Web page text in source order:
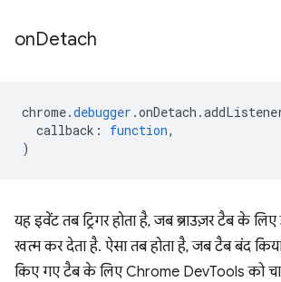
onDetach
chrome.debugger .onDetach .
callback : function,
)
यह इवेंट तब ट्रिगर होता है, जब ब्राउज़र टैब के
खत्म कर देता है. ऐसा तब होता है, जब टैब बंद
किए गए टैब के लिए Chrome DevTools को